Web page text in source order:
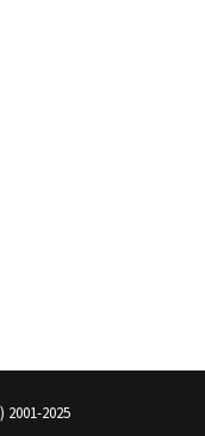
bakıldığında
2025